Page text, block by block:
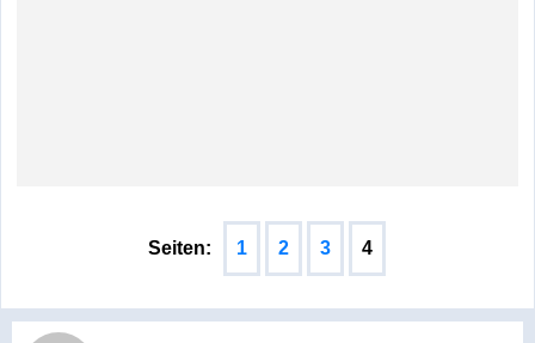
Seiten: 1 2 3 4